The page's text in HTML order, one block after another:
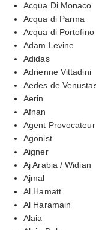
Acqua Di Monaco
Acqua di Parma
Acqua di Portofino
Adam Levine
Adidas
Adrienne Vittadini
Aedes de
Aerin
Afnan
Agent Provocateur
Agonist
Aigner
Aj Arabia / Widian
Ajmal
Al Hamatt
Al Haramain
Alaia